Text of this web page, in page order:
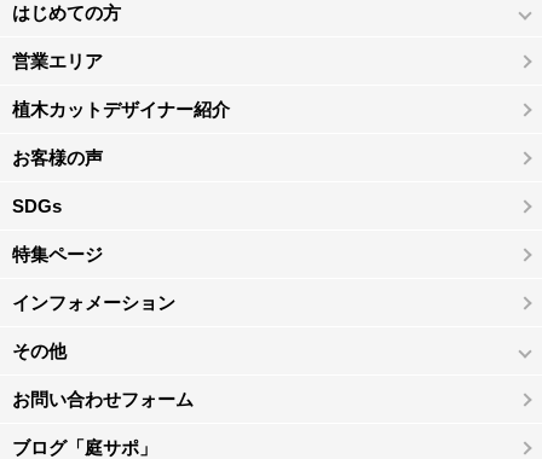
はじめての方
営業エリア
植木カットデザイナー紹介
お客様の声
SDGs
特集ページ
インフォメーション
その他
お問い合わせフォーム
ブログ「庭サポ」